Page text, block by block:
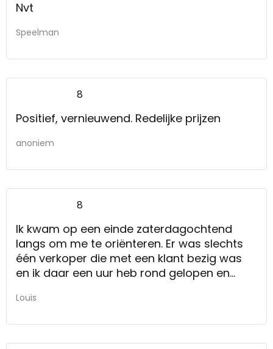
Nvt
Speelman
8
Positief, vernieuwend. Redelijke prijzen
anoniem
8
Ik kwam op een einde zaterdagochtend
langs om me te oriënteren. Er was slechts
één verkoper die met een klant bezig was
en ik daar een uur heb rond gelopen en
neuzen, Later kwam er een verkoopster bij
Louis